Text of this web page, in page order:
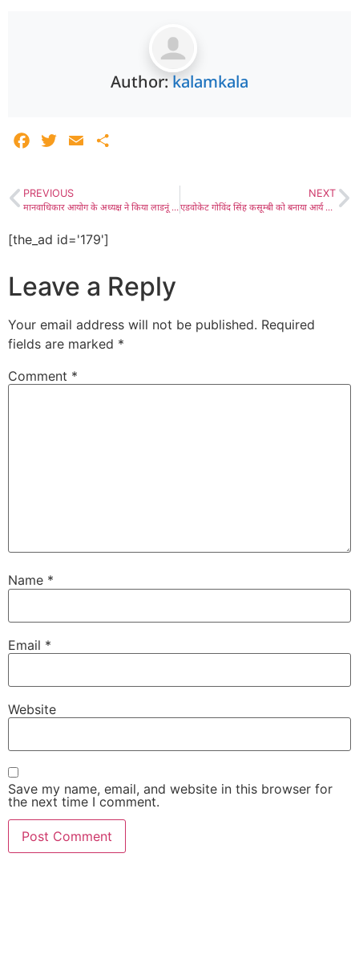
Author:kalamkala
FacebookTwitterEmail
PREVIOUS
मानवाधिकार आयोग के अध्यक्ष ने किया लाडनूं पुलिस थाने का निरीक्षण, सफाई सहित सभी व्यवस्थाएं पाई गई चुस्त-दुरुस्त
NEXT
एडवोकेट गोविंद सिंह कसूम्बी को बनाया आर्य समाज का सलाहकार, आर्य समाज मंदिर में किया गया भव्य स्वागत, साफा-दुपट्टा- साहित्य किया गया भेंट
[the_ad id='179']
Leave a Reply
Your email address will not be published. Required
fields are marked *
Comment *
Name *
Email *
Website
Save my name, email, and website in this browser for
the next time I comment.